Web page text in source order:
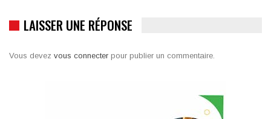
LAISSER UNE RÉPONSE
Vous devez vous connecter pour publier un commentaire.